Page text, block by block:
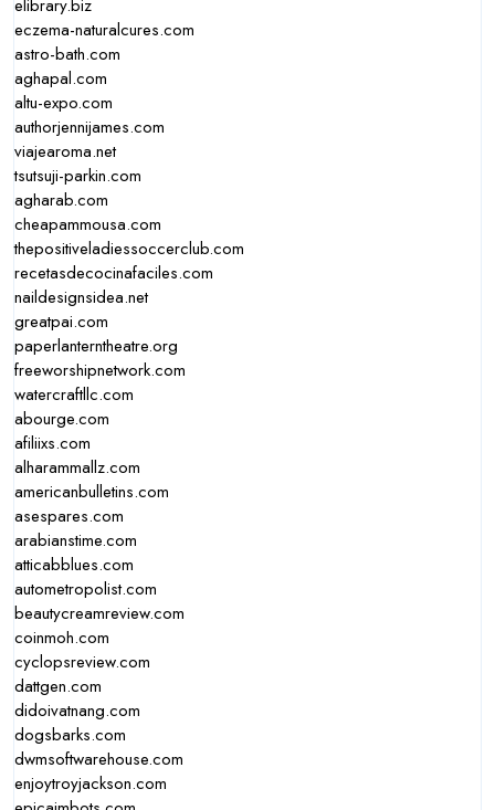
elibrary.biz
eczema-naturalcures.com
astro-bath.com
aghapal.com
altu-expo.com
authorjennijames.com
viajearoma.net
tsutsuji-parkin.com
agharab.com
cheapammousa.com
thepositiveladiessoccerclub.com
recetasdecocinafaciles.com
naildesignsidea.net
greatpai.com
paperlanterntheatre.org
freeworshipnetwork.com
watercraftllc.com
abourge.com
afiliixs.com
alharammallz.com
americanbulletins.com
asespares.com
arabianstime.com
atticabblues.com
autometropolist.com
beautycreamreview.com
coinmoh.com
cyclopsreview.com
dattgen.com
didoivatnang.com
dogsbarks.com
dwmsoftwarehouse.com
enjoytroyjackson.com